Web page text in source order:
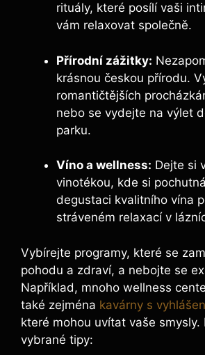
rituály, které posílí vaši
vám relaxovat společně.
Přírodní zážitky:
krásnou českou přírodu.
romantičtějších
nebo se vydejte na výlet
parku.
Víno a wellness: Dejte si
vinotékou, kde si
degustaci kvalitního vína
stráveném relaxací v
Vybírejte programy, které se
pohodu a zdraví, a nebojte se
Například, mnoho wellness
také zejména kavárny s
které mohou uvítat vaše
vybrané tipy: